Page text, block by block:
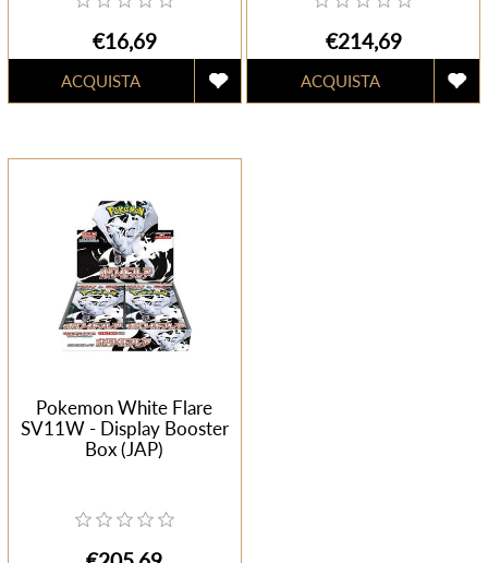
€16,69 €214,69
Pokemon White Flare
SV11W - Display Booster
Box (JAP)